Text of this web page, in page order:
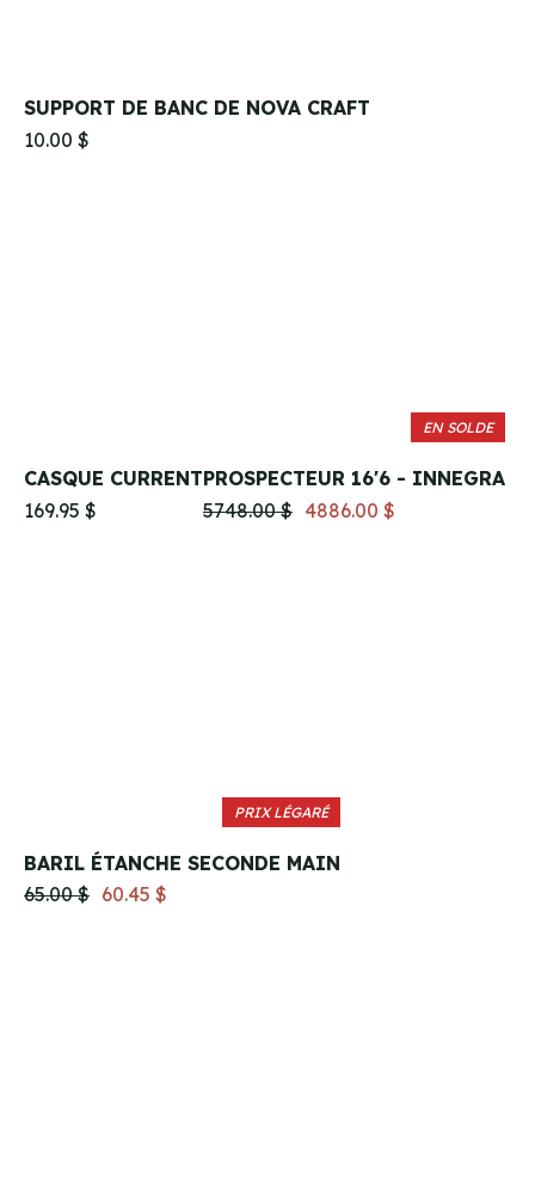
SUPPORT DE BANC DE NOVA CRAFT
10.00 $
CASQUE CURRENT
169.95 $
EN SOLDE
PROSPECTEUR 16'6 - INNEGRA
5748.00 $ 4886.00 $
PRIX LÉGARÉ
BARIL ÉTANCHE SECONDE MAIN
65.00 $ 60.45 $